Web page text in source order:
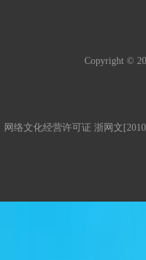
Copyright ©
网络文化经营许可证 浙网文